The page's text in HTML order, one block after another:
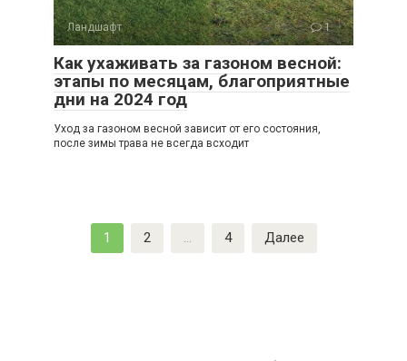
Ландшафт 1
Как ухаживать за газоном весной:
этапы по месяцам, благоприятные
дни на 2024 год
Уход за газоном весной зависит от его состояния,
после зимы трава не всегда всходит
1 2 … 4 Далее